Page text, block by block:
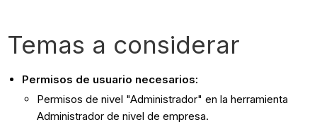
Temas a considerar
Permisos de usuario necesarios:
Permisos de nivel "Administrador" en la herramienta
Administrador de nivel de empresa.